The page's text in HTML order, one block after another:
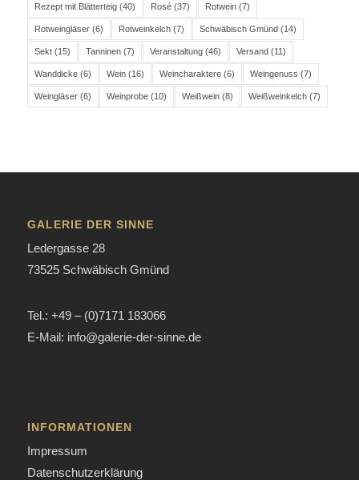
Rezept mit Blätterteig(40) Rosé(37) Rotwein(7)
Rotweingläser(6) Rotweinkelch(7) Schwäbisch Gmünd(14)
Sekt(15) Tanninen(7) Veranstaltung(46) Versand(11)
Wanddicke(6) Wein(16) Weincharaktere(6) Weingenuss (7)
Weingläser(6) Weinprobe(10) Weißwein(8) Weißweinkelch(7)
GALERIE DER SINNE
Ledergasse 28
73525 Schwäbisch Gmünd
Tel.: +49 – (0)7171 183066
E-Mail: info@galerie-der-sinne.de
INFORMATIONEN
Impressum
Datenschutzerklärung